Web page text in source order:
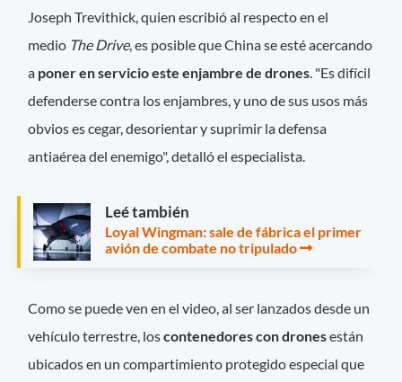
Joseph Trevithick, quien escribió al respecto en el
medio The Drive, es posible que China se esté acercando
a poner en servicio este enjambre de drones. "Es difícil
defenderse contra los enjambres, y uno de sus usos más
obvios es cegar, desorientar y suprimir la defensa
antiaérea del enemigo", detalló el especialista.
Leé también
Loyal Wingman: sale de fábrica el primer
avión de combate no tripulado
Como se puede ven en el video, al ser lanzados desde un
vehículo terrestre, loscontenedores con dronesestán
ubicados en un compartimiento protegido especial que